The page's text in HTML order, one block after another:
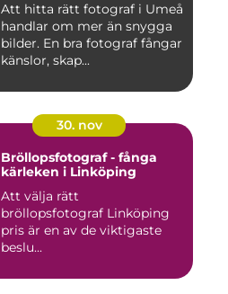
Att hitta rätt fotograf i Umeå
handlar om mer än snygga
bilder. En bra fotograf fångar
känslor, skap...
30. nov
Bröllopsfotograf - fånga
kärleken i Linköping
Att välja rätt
bröllopsfotograf Linköping
pris är en av de viktigaste
beslu...